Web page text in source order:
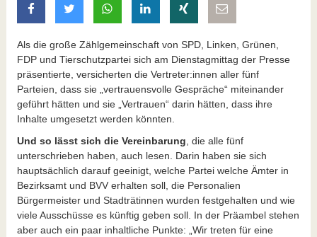
auf Facebook teilen
auf Twitter teilenmit Whatsapp teilen
auf LinkedIn teilen
auf Xing teilen
Als die große Zählgemeinschaft von SPD, Linken, Grünen,
FDP und Tierschutzpartei sich am Dienstagmittag der Presse
präsentierte, versicherten die Vertreter:innen aller fünf
Parteien, dass sie „vertrauensvolle Gespräche“ miteinander
geführt hätten und sie „Vertrauen“ darin hätten, dass ihre
Inhalte umgesetzt werden könnten.
Und so lässt sich die Vereinbarung , die alle fünf
unterschrieben haben, auch lesen. Darin haben sie sich
hauptsächlich darauf geeinigt, welche Partei welche Ämter in
Bezirksamt und BVV erhalten soll, die Personalien
Bürgermeister und Stadträtinnen wurden festgehalten und wie
viele Ausschüsse es künftig geben soll. In der Präambel stehen
aber auch ein paar inhaltliche Punkte: „Wir treten für eine